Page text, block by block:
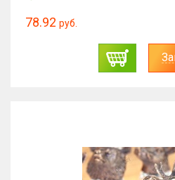
78.92 руб.